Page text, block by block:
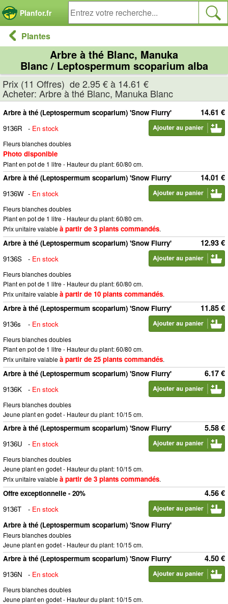
Planfor.fr
Plantes
Arbre à thé Blanc, Manuka
Blanc / Leptospermum scoparium alba
Prix (11 Offres) de 2.95 € à 14.61 €
Acheter: Arbre à thé Blanc, Manuka Blanc
14.61 €
Arbre à thé (Leptospermum scoparium) 'Snow Flurry'
9136R
- En stock
Fleurs blanches doubles
Photo disponible
Plant en pot de 1 litre - Hauteur du plant: 60/80 cm.
14.01 €
Arbre à thé (Leptospermum scoparium) 'Snow Flurry'
9136W - En stock
Fleurs blanches doubles
Plant en pot de 1 litre - Hauteur du plant: 60/80 cm.
Prix unitaire valableà partir de 3 plants commandés.
12.93 €
Arbre à thé (Leptospermum scoparium) 'Snow Flurry'
9136S
- En stock
Fleurs blanches doubles
Plant en pot de 1 litre - Hauteur du plant: 60/80 cm.
Prix unitaire valableà partir de 10 plants commandés.
11.85 €
Arbre à thé (Leptospermum scoparium) 'Snow Flurry'
9136s
- En stock
Fleurs blanches doubles
Plant en pot de 1 litre - Hauteur du plant: 60/80 cm.
Prix unitaire valableà partir de 25 plants commandés.
6.17 €
Arbre à thé (Leptospermum scoparium) 'Snow Flurry'
9136K
- En stock
Fleurs blanches doubles
Jeune plant en godet - Hauteur du plant: 10/15 cm.
5.58 €
Arbre à thé (Leptospermum scoparium) 'Snow Flurry'
9136U
- En stock
Fleurs blanches doubles
Jeune plant en godet - Hauteur du plant: 10/15 cm.
Prix unitaire valableà partir de 3 plants commandés.
4.56 €
Offre exceptionnelle - 20%
9136T
- En stock
Arbre à thé (Leptospermum scoparium) 'Snow Flurry'
Fleurs blanches doubles
Jeune plant en godet - Hauteur du plant: 10/15 cm.
4.50 €
Arbre à thé (Leptospermum scoparium) 'Snow Flurry'
9136N
- En stock
Fleurs blanches doubles
Jeune plant en godet - Hauteur du plant: 10/15 cm.
Panneau de gestion des cookies